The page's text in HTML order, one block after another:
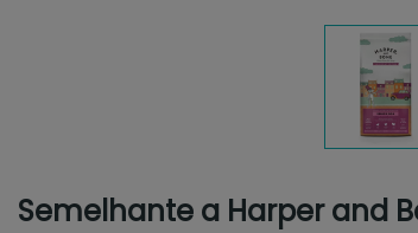
Semelhante a Harper and